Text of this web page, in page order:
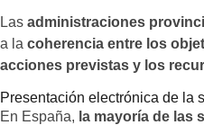
Las administraciones
a la coherencia entre los
acciones previstas y los
Presentación electrónica de la
En España, la mayoría de las